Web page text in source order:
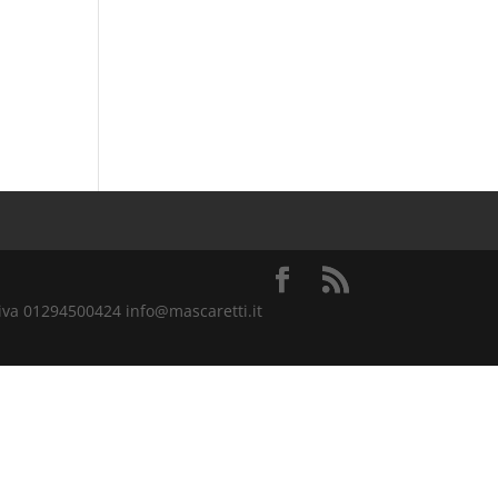
01294500424 info@mascaretti.it